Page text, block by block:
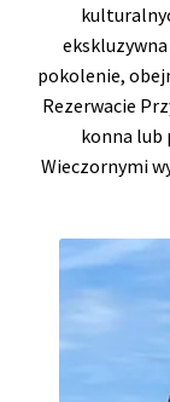
pokolenie,
Rezerwacie
konna lub
Wieczornymi